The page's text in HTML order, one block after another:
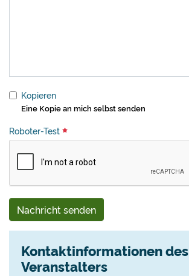
Kopieren
Eine Kopie an mich selbst senden
Roboter-Test
Nachricht senden
Kontaktinformationen des
Veranstalters